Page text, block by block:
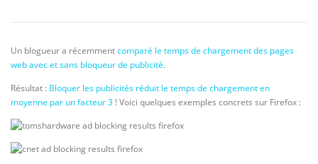
Un blogueur a récemmentcomparé le temps de chargement des pages
web avec et sans bloqueur de publicité.
Résultat : Bloquer les publicités réduit le temps de chargement en
moyenne par un facteur 3 ! Voici quelques exemples concrets sur Firefox :